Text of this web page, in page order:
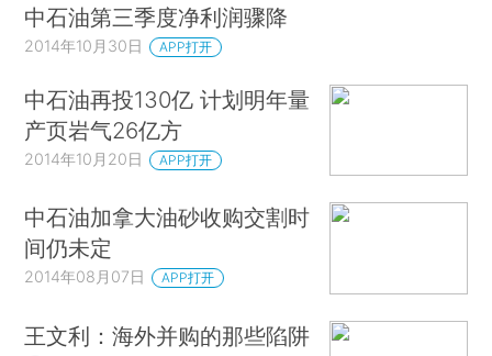
中石油第三季度净利润骤降
2014年10月30日 APP打开
中石油再投130亿 计划明年量
产页岩气26亿方
2014年10月20日 APP打开
中石油加拿大油砂收购交割时
间仍未定
2014年08月07日 APP打开
王文利：海外并购的那些陷阱